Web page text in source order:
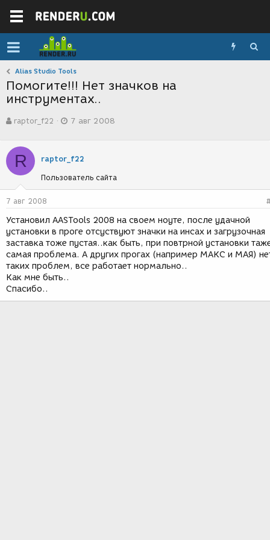
Alias Studio Tools
Помогите!!! Нет значков на
инструментах..
в
о
р
т
е
м
ы
raptor_f22
а
с
з
д
и
я
7 авг 2008
R raptor_f22
Пользователь сайта
7 авг 2008
Установил ААSTools 2008 на своем ноуте, после удачной
установки в проге отсуствуют значки на инсах и загрузочная
заставка тоже пустая..как быть, при повтрной установки
самая проблема. А других прогах (например МАКС и МАЯ)
таких проблем, все работает нормально..
Как мне быть..
Спасибо..